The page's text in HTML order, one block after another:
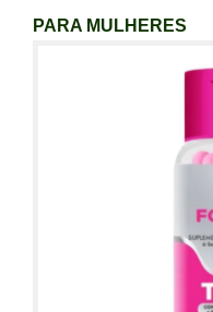
PARA MULHERES